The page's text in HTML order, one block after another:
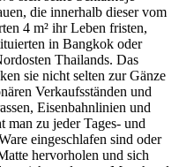
die innerhalb dieser vom
4 m² ihr Leben fristen,
in Bangkok oder
Thailands. Das
sie nicht selten zur Gänze
Verkaufsständen und
Eisenbahnlinien und
man zu jeder Tages- und
eingeschlafen sind oder
hervorholen und sich